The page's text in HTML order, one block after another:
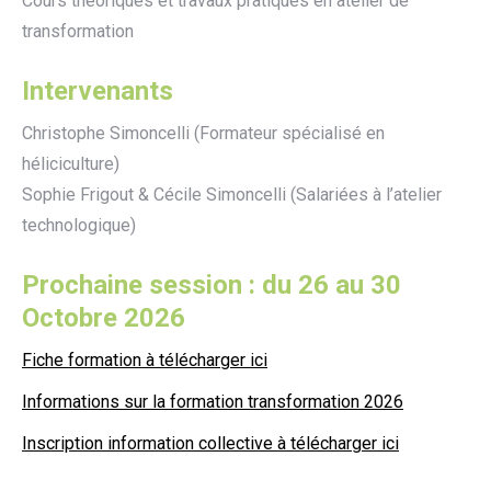
transformation
Intervenants
Christophe Simoncelli (Formateur spécialisé en
héliciculture)
Sophie Frigout & Cécile Simoncelli (Salariées à l’atelier
technologique)
Prochaine session : du 26 au 30
Octobre 2026
Fiche formation à télécharger ici
Informations sur la formation transformation 2026
Inscription information collective à télécharger ici